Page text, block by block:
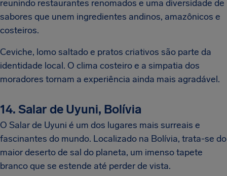
reunindo restaurantes renomados e uma diversidade de
sabores que unem ingredientes andinos, amazônicos e
costeiros.
Ceviche, lomo saltado e pratos criativos são parte da
identidade local. O clima costeiro e a simpatia dos
moradores tornam a experiência ainda mais agradável.
14. Salar de Uyuni, Bolívia
O Salar de Uyuni é um dos lugares mais surreais e
fascinantes do mundo. Localizado na Bolívia, trata-se do
maior deserto de sal do planeta, um imenso tapete
branco que se estende até perder de vista.